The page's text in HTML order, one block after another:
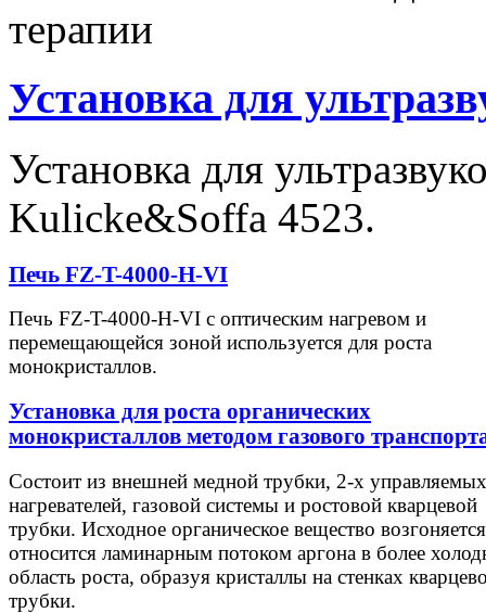
терапии
Установка для
Установка для
Kulicke&Soffa 4523.
Печь FZ-T-4000-H-VI
Печь FZ-T-4000-H-VI с оптическим нагревом и
перемещающейся зоной используется для роста
монокристаллов.
Установка для роста органических
монокристаллов методом газового
Состоит из внешней медной трубки, 2-х управляемых
нагревателей, газовой системы и ростовой кварцевой
трубки. Исходное органическое вещество
относится ламинарным потоком аргона в более
область роста, образуя кристаллы на стенках
трубки.